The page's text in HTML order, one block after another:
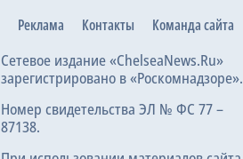
Реклама Контакты
Команда сайта
Сетевое издание «ChelseaNews.Ru»
зарегистрировано в «Роскомнадзоре».
Номер свидетельства ЭЛ № ФС 77 –
87138.